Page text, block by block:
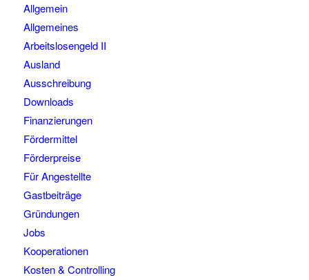
Allgemein
Allgemeines
Arbeitslosengeld II
Ausland
Ausschreibung
Downloads
Finanzierungen
Fördermittel
Förderpreise
Für Angestellte
Gastbeiträge
Gründungen
Jobs
Kooperationen
Kosten & Controlling